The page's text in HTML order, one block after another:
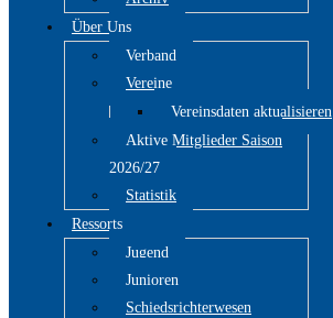
Über Uns
Verband
Vereine
Vereinsdaten aktualisieren
Aktive Mitglieder Saison
2026/27
Statistik
Ressorts
Jugend
Junioren
Schiedsrichterwesen